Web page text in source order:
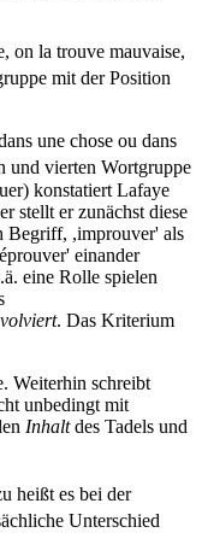
on la trouve mauvaise,
mit der Position
une chose ou dans
und vierten Wortgruppe
konstatiert Lafaye
stellt er zunächst diese
Begriff, ,improuver' als
einander
eine Rolle spielen
. Das Kriterium
Weiterhin schreibt
unbedingt mit
Inhaltdes Tadels und
heißt es bei der
Unterschied